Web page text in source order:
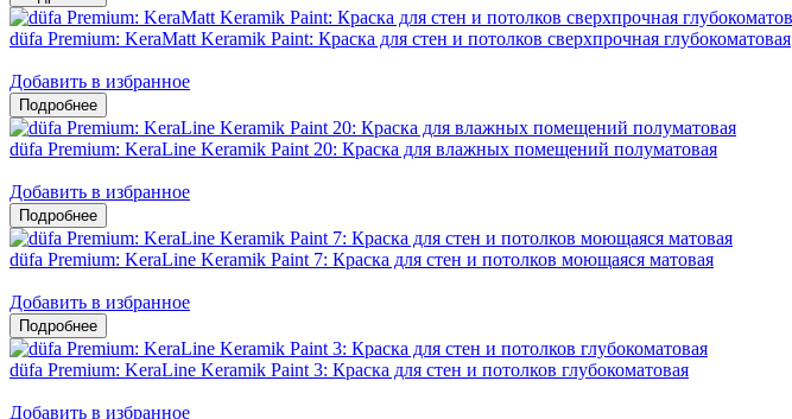
düfa Premium: KeraMatt Keramik Paint: Краска для стен и потолков сверхпрочная глубокоматовая
Добавить в избранное
düfa Premium: KeraLine Keramik Paint 20: Краска для влажных помещений полуматовая
Добавить в избранное
düfa Premium: KeraLine Keramik Paint 7: Краска для стен и потолков моющаяся матовая
Добавить в избранное
düfa Premium: KeraLine Keramik Paint 3: Краска для стен и потолков глубокоматовая
Добавить в избранное